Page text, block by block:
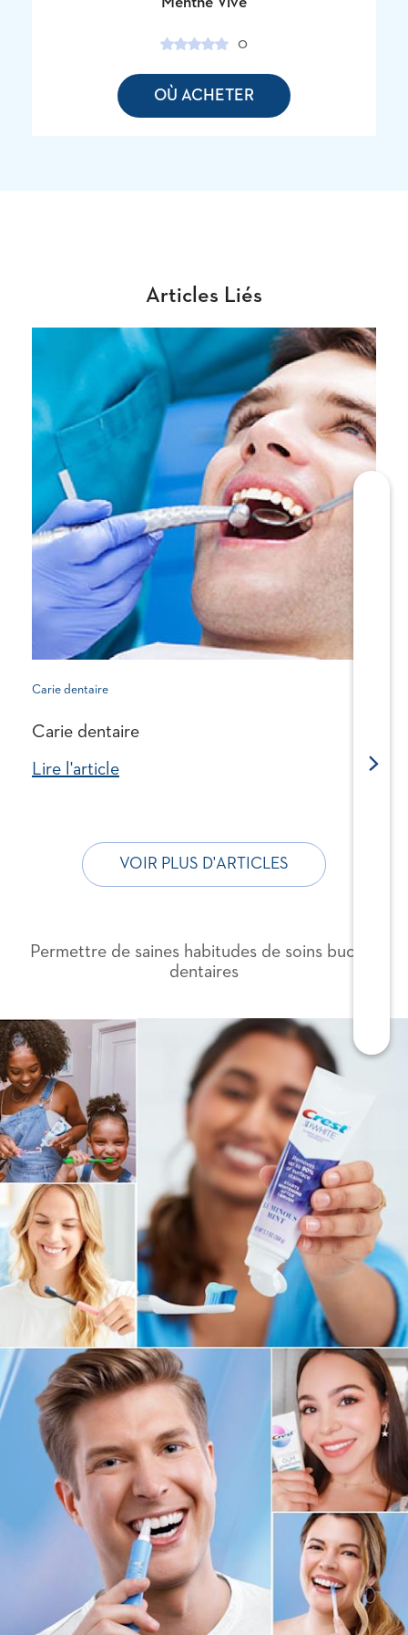
0
OÙ ACHETER
Articles Liés
Carie dentaire
Carie dentaire
Lire l'article
Next
VOIR PLUS D'ARTICLES
Permettre de saines habitudes de soins bucco-
dentaires